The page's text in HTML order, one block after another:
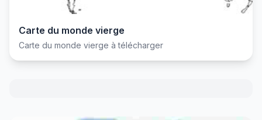
Carte du monde vierge
Carte du monde vierge à télécharger